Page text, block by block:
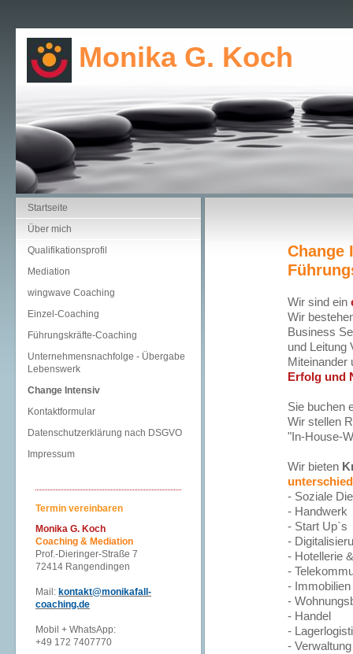
Monika G. Koch
Startseite
Über mich
Qualifikationsprofil
Mediation
wingwave Coaching
Einzel-Coaching
Führungskräfte-Coaching
Unternehmensnachfolge - Übergabe
Lebenswerk
Change Intensiv
Kontaktformular
Datenschutzerklärung nach DSGVO
Impressum
Termin vereinbaren
Monika G. Koch
Coaching & Mediation
Prof.-Dieringer-Straße 7
72414 Rangendingen
Mail: kontakt@monikafall-
coaching.de
Mobil + WhatsApp:
+49 172 7407770
Change
Wir sind ein
Wir
Business
und Leitung
Miteinander
Erfolg und
Sie buchen
Wir stellen
"In-House-
Wir bieten
- Soziale
- Handwerk
- Start Up`s
-
- Hotellerie
-
-
-
- Handel
-
- Verwaltung